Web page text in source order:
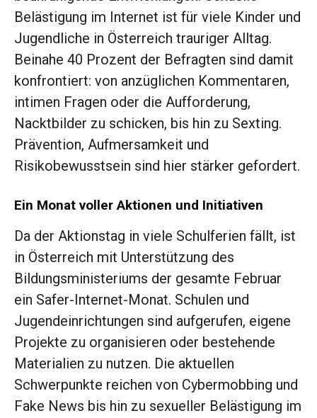
Belästigung im Internet ist für viele Kinder und
Jugendliche in Österreich trauriger Alltag.
Beinahe 40 Prozent der Befragten sind damit
konfrontiert: von anzüglichen Kommentaren,
intimen Fragen oder die Aufforderung,
Nacktbilder zu schicken, bis hin zu Sexting.
Prävention, Aufmersamkeit und
Risikobewusstsein sind hier stärker gefordert.
Ein Monat voller Aktionen und Initiativen
Da der Aktionstag in viele Schulferien fällt, ist
in Österreich mit Unterstützung des
Bildungsministeriums der gesamte Februar
ein Safer-Internet-Monat. Schulen und
Jugendeinrichtungen sind aufgerufen, eigene
Projekte zu organisieren oder bestehende
Materialien zu nutzen. Die aktuellen
Schwerpunkte reichen von Cybermobbing und
Fake News bis hin zu sexueller Belästigung im